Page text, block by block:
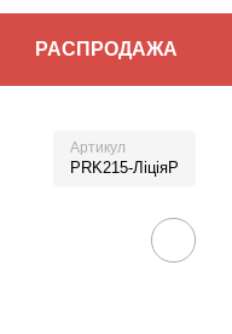
РАСПРОДАЖА
Артикул
PRK215-ЛіціяP